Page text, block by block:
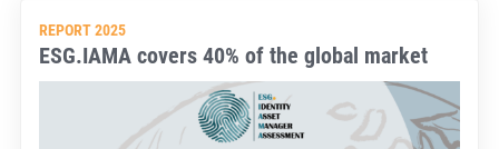
REPORT 2025
ESG.IAMA covers 40% of the global market